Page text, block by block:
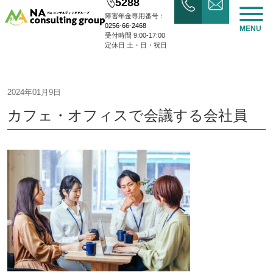
障害年金専用番号：
0256-66-2468
受付時間 9:00-17:00
定休日 土・日・祝日
MENU
2024年01月9日
カフェ・オフィスで会議する会社員